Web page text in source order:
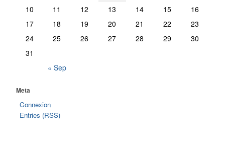
« Sep
10
11 12 13 14 15
16
17
18 19 20 21 22
23
24
25 26 27 28 29
30
31
Meta
Connexion
Entries (RSS)